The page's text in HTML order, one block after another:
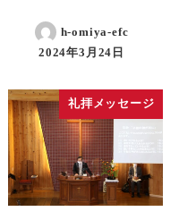
h-omiya-efc
2024年3月24日
礼拝メッセージ